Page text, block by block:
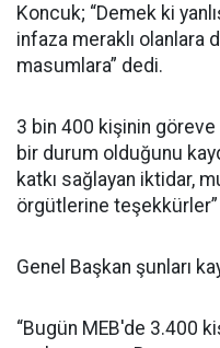
Koncuk; “Demek ki
infaza meraklı olanlara
masumlara” dedi.
3 bin 400 kişinin
bir durum olduğunu
katkı sağlayan iktidar,
örgütlerine
Genel Başkan şunları
“Bugün MEB'de 3.400